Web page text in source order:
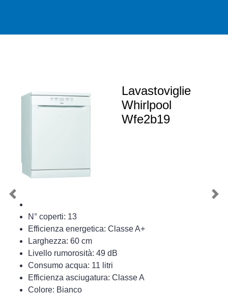
Lavastoviglie
Whirlpool
Wfe2b19
N° coperti: 13
Efficienza energetica: Classe A+
Larghezza: 60 cm
Livello rumorosità: 49 dB
Consumo acqua: 11 litri
Efficienza asciugatura: Classe A
Colore: Bianco
Previous